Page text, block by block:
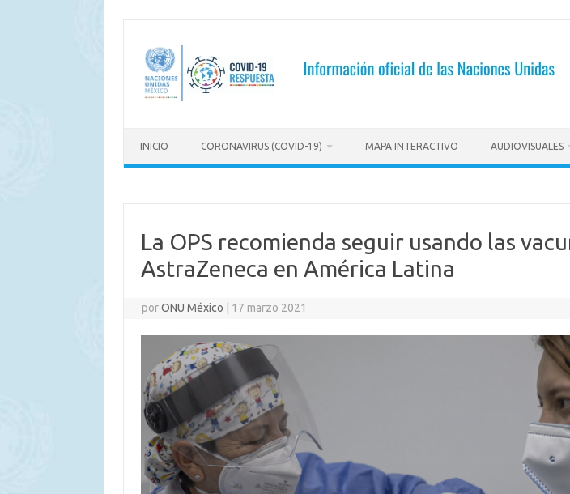
contenido
INICIO CORONAVIRUS (COVID-19) MAPA INTERACTIVO AUDIOVISUALES
La OPS recomienda seguir usando las
AstraZeneca en América Latina
porONU México 17 marzo 2021